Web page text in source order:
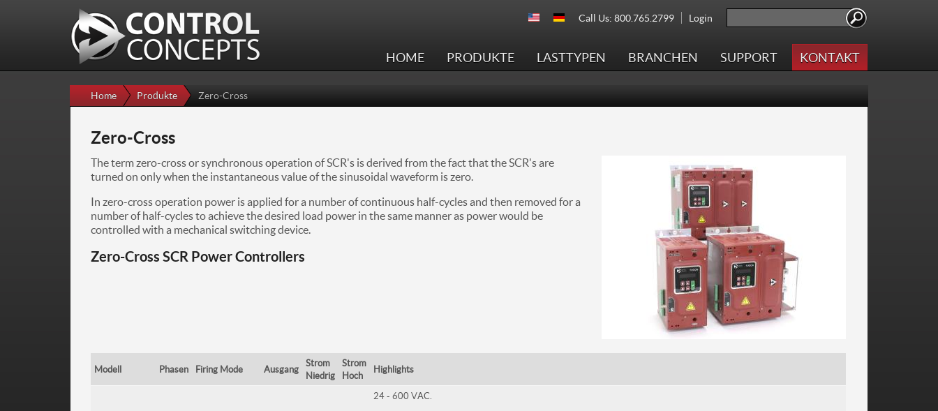
Call Us: 800.765.2799 Login
HOME PRODUKTE LASTTYPEN BRANCHEN SUPPORT KONTAKT
Home Produkte Zero-Cross
Zero-Cross
The term zero-cross or synchronous operation of SCR's is derived from the fact that the SCR's are
turned on only when the instantaneous value of the sinusoidal waveform is zero.
In zero-cross operation power is applied for a number of continuous half-cycles and then removed for a
number of half-cycles to achieve the desired load power in the same manner as power would be
controlled with a mechanical switching device.
Zero-Cross SCR Power Controllers
Modell Phasen Firing Mode Ausgang
Strom
Niedrig
Strom
Hoch
Highlights
24 - 600 VAC.